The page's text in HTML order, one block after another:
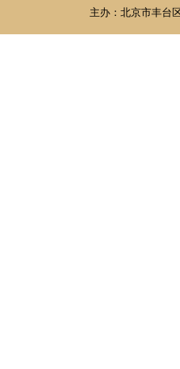
主办：北京市丰台